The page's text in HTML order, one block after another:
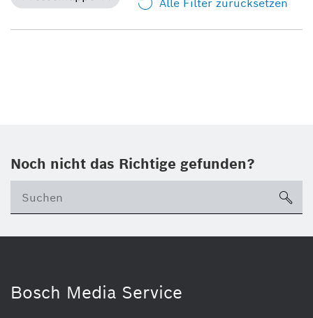
Alle Filter zurücksetzen
Noch nicht das Richtige gefunden?
Bosch Media Service